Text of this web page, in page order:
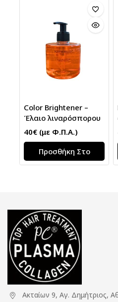
Color Brightener –
Έλαιο λιναρόσπορου
40€ (με Φ.Π.Α.)
Προσθήκη Στο
Καλάθι
Ακταίων 9, Αγ. Δημήτριος,